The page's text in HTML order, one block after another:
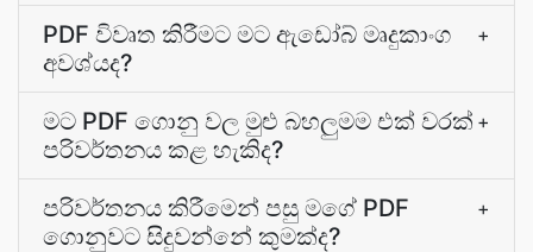
PDF විවෘත කිරීමට මට ඇඩෝබ් මෘදුකාංග
අවශ්යද?
+
මට PDF ගොනු වල මුළු බහලුමම එක් වරක්
පරිවර්තනය කළ හැකිද?
+
පරිවර්තනය කිරීමෙන් පසු මගේ PDF
ගොනුවට සිදුවන්නේ කුමක්ද?
+